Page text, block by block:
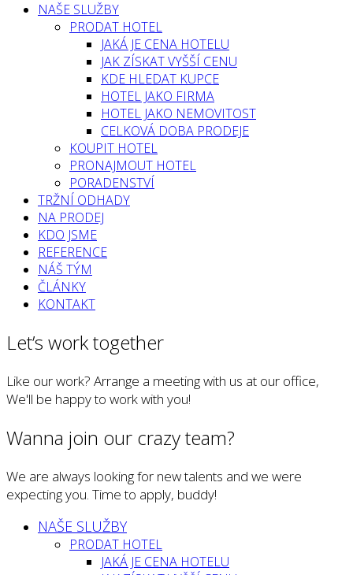
NAŠE SLUŽBY
PRODAT HOTEL
JAKÁ JE CENA HOTELU
JAK ZÍSKAT VYŠŠÍ CENU
KDE HLEDAT KUPCE
HOTEL JAKO FIRMA
HOTEL JAKO NEMOVITOST
CELKOVÁ DOBA PRODEJE
KOUPIT HOTEL
PRONAJMOUT HOTEL
PORADENSTVÍ
TRŽNÍ ODHADY
NA PRODEJ
KDO JSME
REFERENCE
NÁŠ TÝM
ČLÁNKY
KONTAKT
Let’s work together
Like our work? Arrange a meeting with us at our office,
We'll be happy to work with you!
Wanna join our crazy team?
We are always looking for new talents and we were
expecting you. Time to apply, buddy!
NAŠE SLUŽBY
PRODAT HOTEL
JAKÁ JE CENA HOTELU